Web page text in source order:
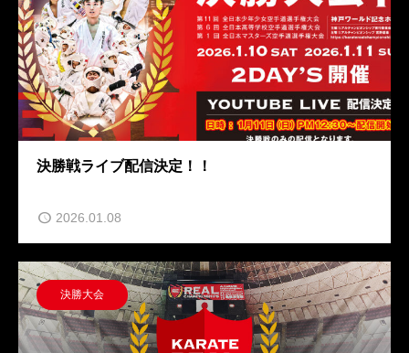
決勝戦ライブ配信決定！！
2026.01.08
決勝大会